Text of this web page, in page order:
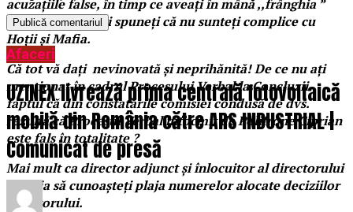
acuzațiile false, în timp ce aveați în mână ,,frânghia ”
salvatoare, și mai spuneți că nu sunteți complice cu
Hoții și Mafia.
Că tot vă dați nevinovată și neprihănită! De ce nu ați
menționat în cadrul Procesului Verbal la Concluzii
faptul că din constatările comisiei condusă de dvs.
rezultă că Procesul Verbal întocmit de Polifrone Ciprian
este fals în totalitate ?
Mai mult ca director adjunct și înlocuitor al directorului
trebuia să cunoașteți plaja numerelor alocate deciziilor
directorului.
Afaceri
UZINEX livrează prima centrală fotovoltaică
mobilă din România către ARS INDUSTRIAL |
Comunicat de presă